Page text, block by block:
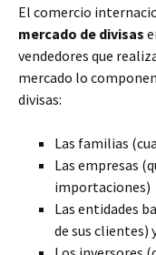
El comercio
mercado de divisas
vendedores que
mercado lo
divisas:
Las familias
Las empresas
importaciones)
Las entidades
de sus clientes)